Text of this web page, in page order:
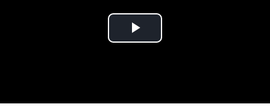
Play